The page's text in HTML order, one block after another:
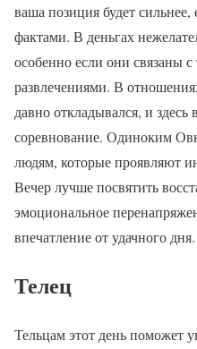
ваша позиция будет
фактами. В деньгах
особенно если они связаны
развлечениями. В
давно откладывался, и
соревнование. Одиноким
людям, которые проявляют
Вечер лучше посвятить
эмоциональное
впечатление от удачного дня.
Телец
Тельцам этот день поможет